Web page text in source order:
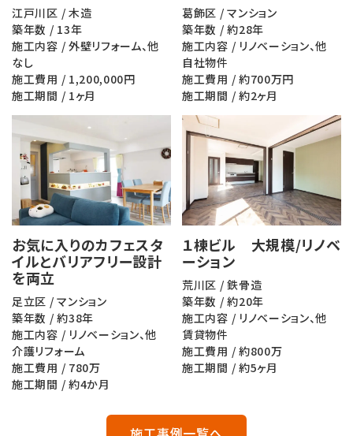
江戸川区 / 木造
築年数 / 13年
施工内容 / 外壁リフォーム、他
なし
施工費用 / 1,200,000円
施工期間 / 1ヶ月
葛飾区 / マンション
築年数 / 約28年
施工内容 / リノベーション、他
自社物件
施工費用 / 約700万円
施工期間 / 約2ヶ月
お気に入りのカフェスタ
イルとバリアフリー設計
を両立
足立区 / マンション
築年数 / 約38年
施工内容 / リノベーション、他
介護リフォーム
施工費用 / 780万
施工期間 / 約4か月
１棟ビル 大規模/リノベ
ーション
荒川区 / 鉄骨造
築年数 / 約20年
施工内容 / リノベーション、他
賃貸物件
施工費用 / 約800万
施工期間 / 約5ヶ月